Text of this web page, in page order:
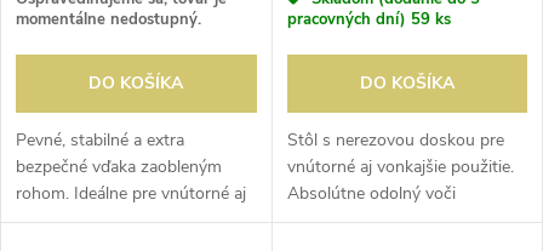
momentálne nedostupný.
DO KOŠÍKA
Pevné, stabilné a extra
bezpečné vďaka zaobleným
rohom. Ideálne pre vnútorné aj
vonkajšie použitie.
pracovných dní) 59 ks
DO KOŠÍKA
Stôl s nerezovou doskou pre
vnútorné aj vonkajšie použitie.
Absolútne odolný voči
poveternostným vplyvom a